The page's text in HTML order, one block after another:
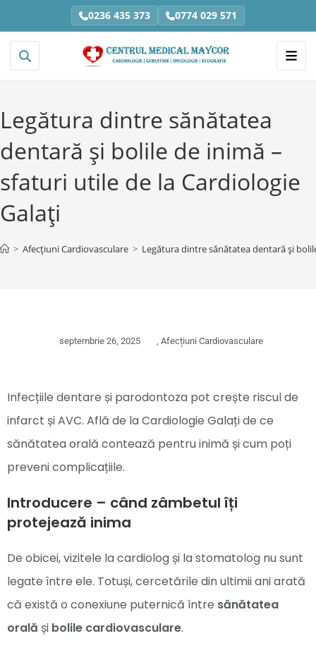
0236 435 373 0774 029 571
Legătura dintre sănătatea
dentară și bolile de inimă –
sfaturi utile de la Cardiologie
Galați
> Afecțiuni Cardiovasculare > Legătura dintre sănătatea dentară și
septembrie 26, 2025 , Afecțiuni Cardiovasculare
Infecțiile dentare și parodontoza pot crește riscul de
infarct și AVC. Află de la Cardiologie Galați de ce
sănătatea orală contează pentru inimă și cum poți
preveni complicațiile.
Introducere – când zâmbetul îți
protejează inima
De obicei, vizitele la cardiolog și la stomatolog nu sunt
legate între ele. Totuși, cercetările din ultimii ani arată
că există o conexiune puternică între sănătatea
orală și bolile cardiovasculare.